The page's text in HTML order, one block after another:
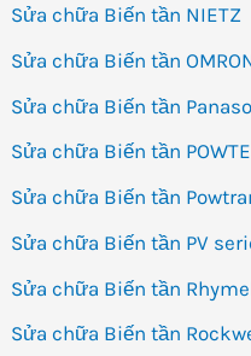
Sửa chữa Biến tần NIETZ
Sửa chữa Biến tần
Sửa chữa Biến tần
Sửa chữa Biến tần
Sửa chữa Biến tần
Sửa chữa Biến tần PV
Sửa chữa Biến tần
Sửa chữa Biến tần